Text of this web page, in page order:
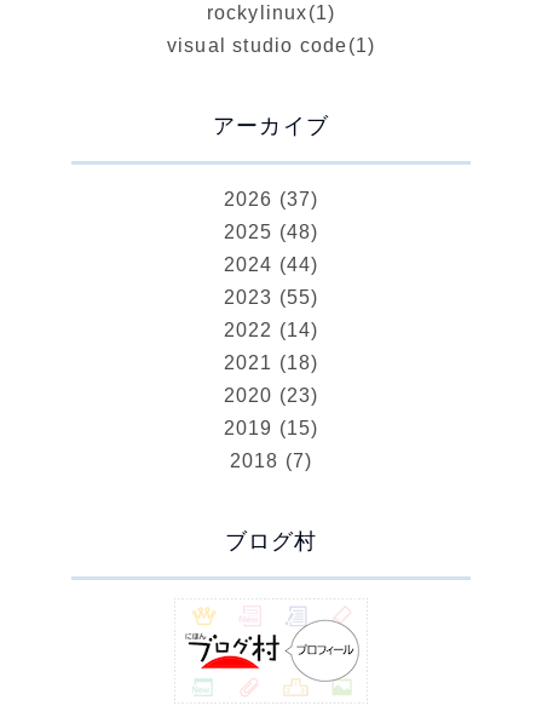
rockylinux(1)
visual studio code(1)
アーカイブ
2026 (37)
2025 (48)
2024 (44)
2023 (55)
2022 (14)
2021 (18)
2020 (23)
2019 (15)
2018 (7)
ブログ村